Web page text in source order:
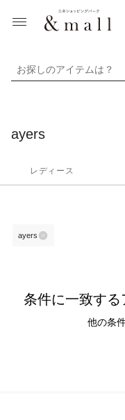
お探しのアイテムは？
ayers
レディース
ayers
条件に一致す
他の条